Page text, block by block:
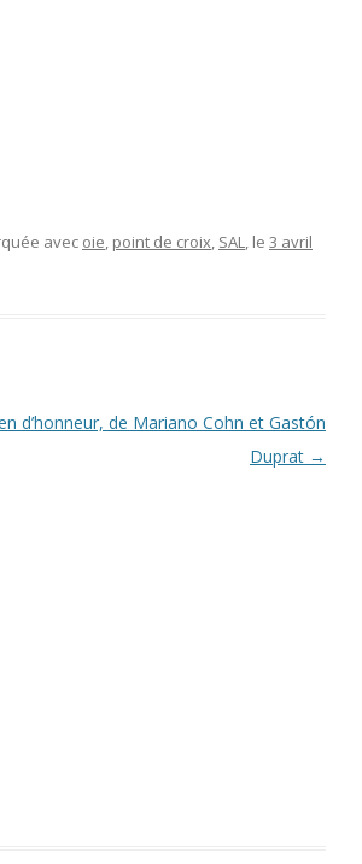
avec oie, point de croix, SAL, le 3 avril
d’honneur, de Mariano Cohn et Gastón
Duprat →